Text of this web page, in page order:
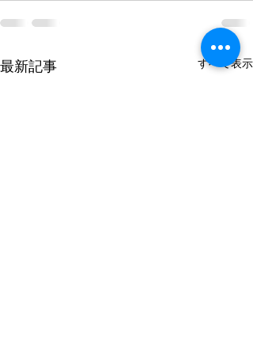
最新記事 すべて表示